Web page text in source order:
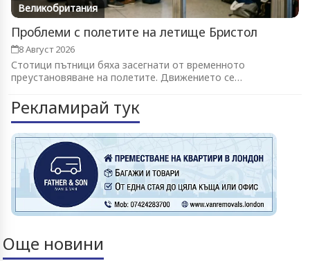
Великобритания
Проблеми с полетите на летище Бристол
8 Август 2026
Стотици пътници бяха засегнати от временното
преустановяване на полетите. Движението се
Рекламирай тук
Още новини